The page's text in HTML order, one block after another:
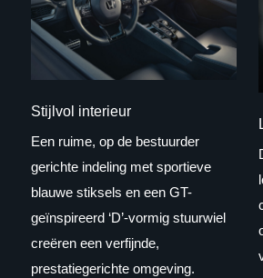
Stijlvol interieur
Een ruime, op de bestuurder
gerichte indeling met sportieve
blauwe stiksels en een GT-
geïnspireerd ‘D’-vormig stuurwiel
creëren een verfijnde,
prestatiegerichte omgeving.